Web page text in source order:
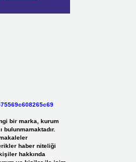
bir marka, kurum
bulunmamaktadır.
haber niteliği
hakkında